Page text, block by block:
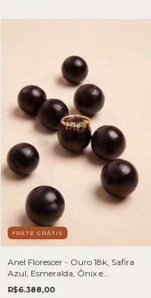
FRETE GRÁTIS
Anel Florescer - Ouro 18k, Safira
Azul, Esmeralda, Ônix e
Diamante
R$6.388,00